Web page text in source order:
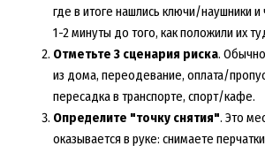
где в итоге нашлись ключи/наушники
1-2 минуты до того, как положили их
Отметьте 3 сценария риска.
из дома, переодевание, оплата/
пересадка в транспорте, спорт/кафе.
Определите "точку снятия". Это
оказывается в руке: снимаете